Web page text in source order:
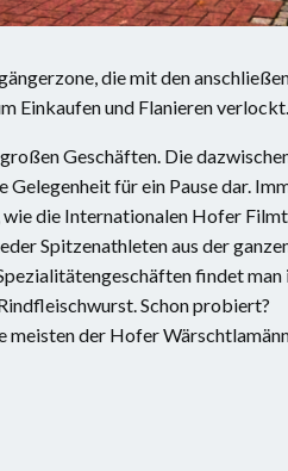
die mit den
Einkaufen und Flanieren verlockt.
Geschäften. Die
für ein Pause dar.
die Internationalen Hofer
Spitzenathleten aus der
findet
Schon probiert?
meisten der Hofer